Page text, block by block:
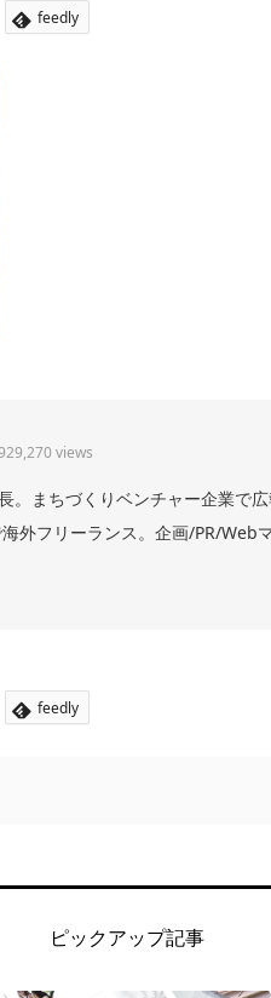
feedly
views
。まちづくりベンチャー企業で
外フリーランス。企画/PR/Web
feedly
ピックアップ記事